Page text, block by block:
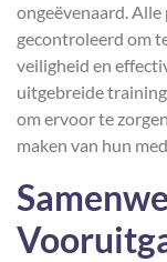
ongeëvenaard.
gecontroleerd om
veiligheid en
uitgebreide
om ervoor te
maken van hun